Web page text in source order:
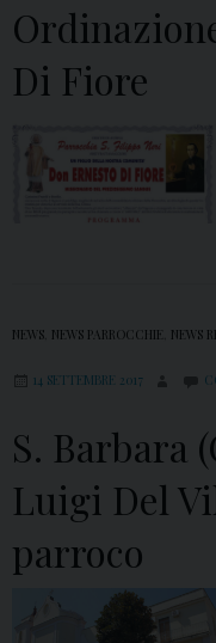
Di Fiore
NEWS NEWS PARROCCHIE NEWS
14 SETTEMBRE 2017
S. Barbara
Luigi Del
parroco